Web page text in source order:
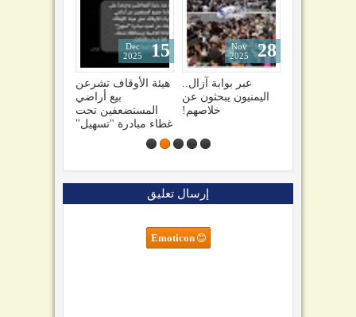
هيئة الأوقاف تشرعن
المستضعفين تحت
غطاء مبادرة "تسهيل"
15
عبر بوابة آزال..
اليمنيون يبحثون عن
خلاصهم!
28
Nov
2025
عدن.. النيابة تتهم
ضحايا الاغتصاب
May
2026
إرسال تعليق
Emoticon